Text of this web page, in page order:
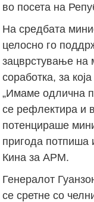
во посета на
На средбата
целосно го
зацврстување на
соработка, за
„Имаме одлична
се рефлектира и
потенцираше
пригода потпиша
Кина за АРМ.
Генералот
се сретне со